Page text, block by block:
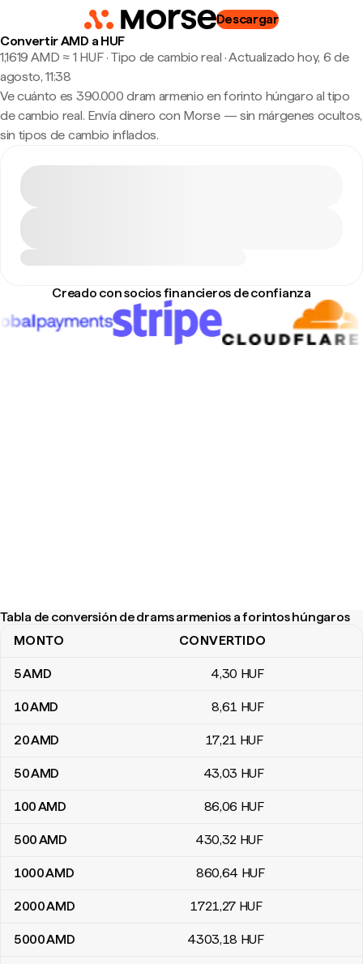
Descargar
Convertir AMD a HUF
1,1619 AMD ≈ 1 HUF · Tipo de cambio real ·Actualizado hoy, 6 de
agosto, 11:38
Ve cuánto es 390.000 dram armenio en forinto húngaro al tipo
de cambio real. Envía dinero con Morse — sin márgenes ocultos,
sin tipos de cambio inflados.
Creado con socios financieros de confianza
Tabla de conversión de drams armenios a forintos húngaros
Tabla de conversión de drams armenios a forintos húngaros
MONTO CONVERTIDO
5AMD 4,30 HUF
10AMD 8,61 HUF
20AMD 17,21 HUF
50AMD 43,03 HUF
100AMD 86,06 HUF
500AMD 430,32 HUF
1000AMD 860,64 HUF
2000AMD 1721,27 HUF
5000AMD 4303,18 HUF